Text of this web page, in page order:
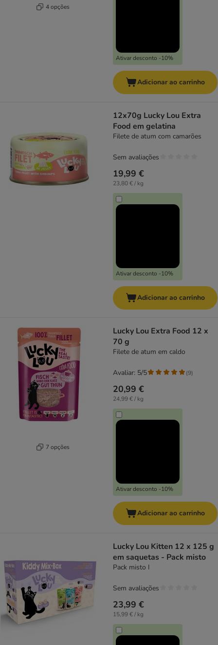
4 opções
Ativar desconto -10%
Adicionar ao carrinho
12x70g Lucky Lou Extra
Food em gelatina
Filete de atum com camarões
19,99 €
23,80 € / kg
Ativar desconto -10%
Sem avaliações
Adicionar ao carrinho
7 opções
Lucky Lou Extra Food 12 x
70 g
Filete de atum em caldo
20,99 €
24,99 € / kg
Ativar desconto -10%
Avaliar: 5/5 (9)
Adicionar ao carrinho
Lucky Lou Kitten 12 x 125 g
em saquetas - Pack misto
Pack misto I
23,99 €
15,99 € / kg
Sem avaliações